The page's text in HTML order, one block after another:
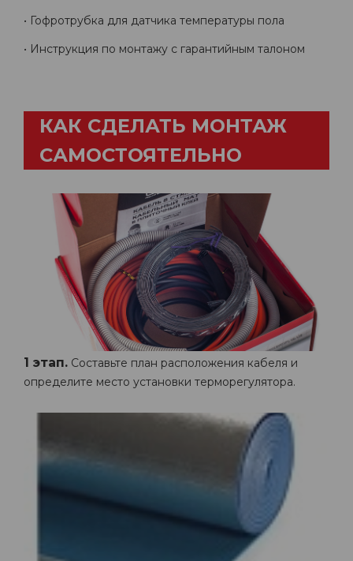
• Гофротрубка для датчика температуры пола
• Инструкция по монтажу с гарантийным талоном
КАК СДЕЛАТЬ МОНТАЖ
САМОСТОЯТЕЛЬНО
1 этап. Составьте план расположения кабеля и
определите место установки терморегулятора.